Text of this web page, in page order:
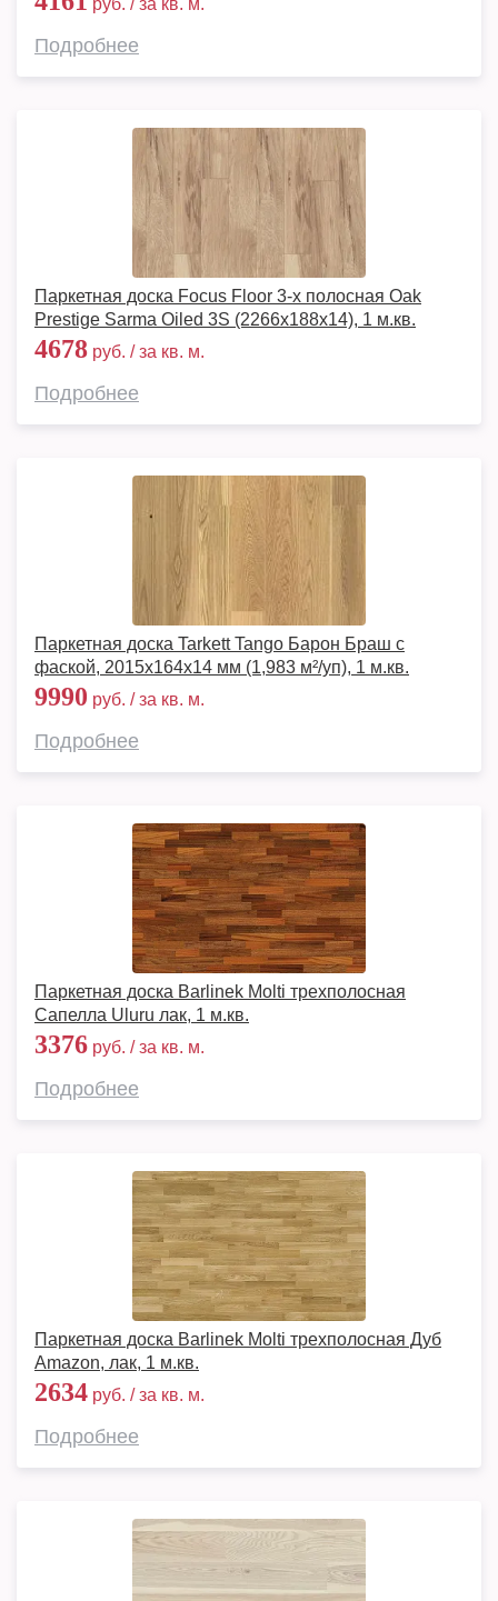
руб. / за кв. м.
Подробнее
Паркетная доска Focus Floor 3-х полосная Oak
Prestige Sarma Oiled 3S (2266х188х14), 1 м.кв.
4678 руб. / за кв. м.
Подробнее
Паркетная доска Tarkett Tango Барон Браш с
фаской, 2015х164х14 мм (1,983 м²/уп), 1 м.кв.
9990 руб. / за кв. м.
Подробнее
Паркетная доска Barlinek Molti трехполосная
Сапелла Uluru лак, 1 м.кв.
3376 руб. / за кв. м.
Подробнее
Паркетная доска Barlinek Molti трехполосная Дуб
Amazon, лак, 1 м.кв.
2634 руб. / за кв. м.
Подробнее